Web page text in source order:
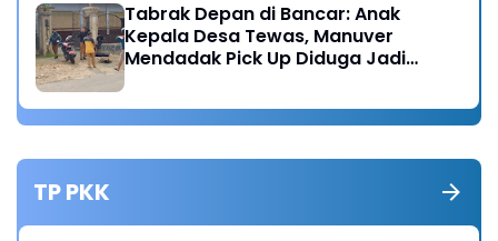
Tabrak Depan di Bancar: Anak
Kepala Desa Tewas, Manuver
Mendadak Pick Up Diduga Jadi
TP PKK